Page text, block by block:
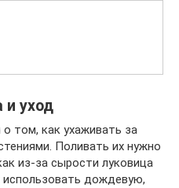
и уход
том, как ухаживать за
Поливать их нужно
из-за сырости луковица
дождевую,